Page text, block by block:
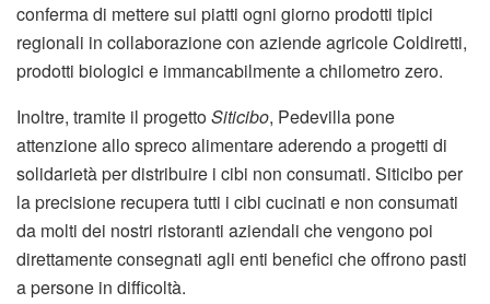
conferma di mettere sui piatti ogni giorno prodotti tipici
regionali in collaborazione con aziende agricole Coldiretti,
prodotti biologici e immancabilmente a chilometro zero.
Inoltre, tramite il progettoSiticibo, Pedevilla pone
attenzione allo spreco alimentare aderendo a progetti di
solidarietà per distribuire i cibi non consumati. Siticibo per
la precisione recupera tutti i cibi cucinati e non consumati
da molti dei nostri ristoranti aziendali che vengono poi
direttamente consegnati agli enti benefici che offrono pasti
a persone in difficoltà.